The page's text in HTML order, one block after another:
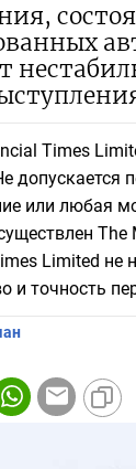
Times
допускается
или любая
The
Limited не
и точность